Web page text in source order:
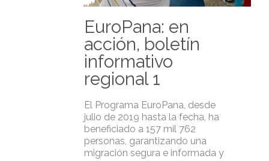
EuroPana: en
acción, boletín
informativo
regional 1
El Programa EuroPana, desde
julio de 2019 hasta la fecha, ha
beneficiado a 157 mil 762
personas, garantizando una
migración segura e informada y